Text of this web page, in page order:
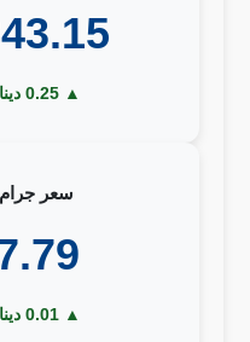
▲ 0.25 دينار كويتي (0.02%)
سعر جرام
▲ 0.01 دينار كويتي (0.02%)